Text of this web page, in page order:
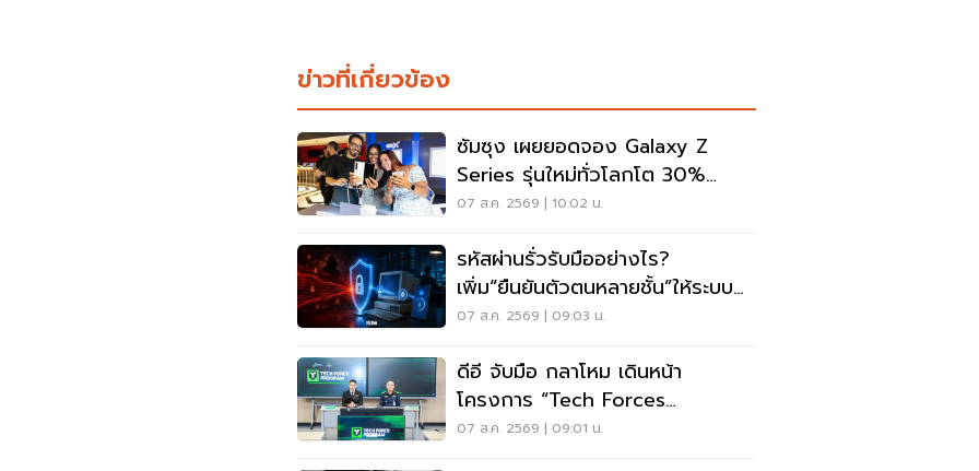
ข่าวที่เกี่ยวข้อง
ซัมซุง เผยยอดจอง Galaxy Z
Series รุ่นใหม่ทั่วโลกโต 30%
เกาหลีใต้แตะ 1.44 ล้านเครื่อง
07 ส.ค. 2569 | 10:02 น.
รหัสผ่านรั่วรับมืออย่างไร?
เพิ่ม“ยืนยันตัวตนหลายชั้น”ให้ระบบ
เดิม ไม่ต้องรื้อใหม่
07 ส.ค. 2569 | 09:03 น.
ดีอี จับมือ กลาโหม เดินหน้า
โครงการ “Tech Forces
Program”
07 ส.ค. 2569 | 09:01 น.